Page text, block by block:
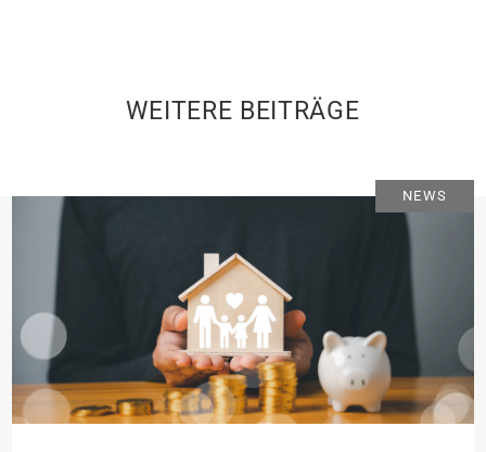
WEITERE BEITRÄGE
NEWS